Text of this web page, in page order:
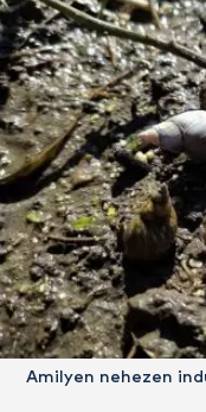
Amilyen nehezen